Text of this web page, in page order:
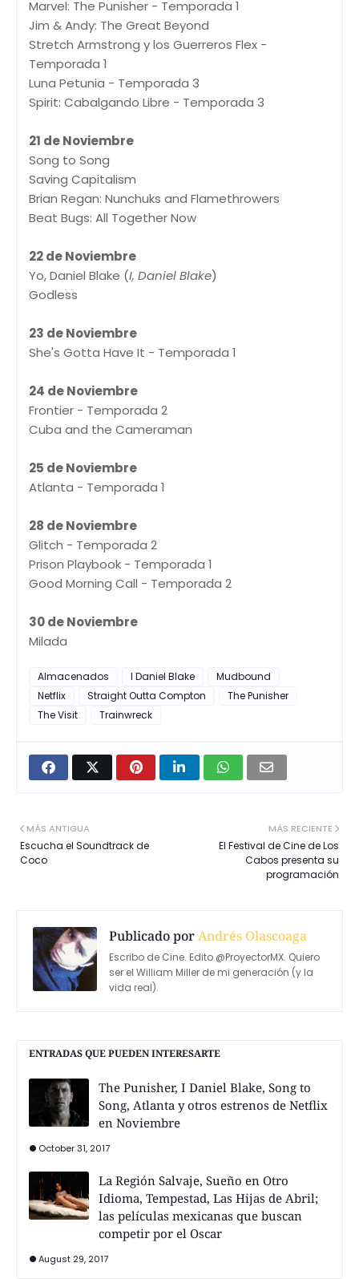
Marvel: The Punisher - Temporada 1
Jim & Andy: The Great Beyond
Stretch Armstrong y los Guerreros Flex -
Temporada 1
Luna Petunia - Temporada 3
Spirit: Cabalgando Libre - Temporada 3
21 de Noviembre
Song to Song
Saving Capitalism
Brian Regan: Nunchuks and Flamethrowers
Beat Bugs: All Together Now
22 de Noviembre
Yo, Daniel Blake (I, Daniel Blake)
Godless
23 de Noviembre
She's Gotta Have It - Temporada 1
24 de Noviembre
Frontier - Temporada 2
Cuba and the Cameraman
25 de Noviembre
Atlanta - Temporada 1
28 de Noviembre
Glitch - Temporada 2
Prison Playbook - Temporada 1
Good Morning Call - Temporada 2
30 de Noviembre
Milada
Almacenados I Daniel Blake
Mudbound
Netflix
Straight Outta Compton
The Punisher
The Visit
Trainwreck
MÁS RECIENTE
El Festival de Cine de Los
Cabos presenta su
programación
MÁS ANTIGUA
Escucha el Soundtrack de
Coco
Publicado porAndrés Olascoaga
Escribo de Cine. Edito @ProyectorMX. Quiero
ser el William Miller de mi generación (y la
vida real).
ENTRADAS QUE PUEDEN INTERESARTE
The Punisher, I Daniel Blake, Song to
Song, Atlanta y otros estrenos de Netflix
en Noviembre
October 31, 2017
La Región Salvaje, Sueño en Otro
Idioma, Tempestad, Las Hijas de Abril;
las películas mexicanas que buscan
competir por el Oscar
August 29, 2017